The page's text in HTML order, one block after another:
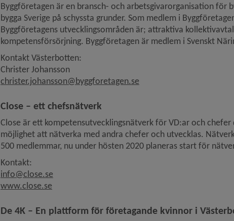
Byggföretagen är en bransch- och arbetsgivarorganisation för
bygga Sverige på schyssta grunder. Som medlem i
Byggföretagens utvecklingsområden är; attraktiva
kompetensförsörjning. Byggföretagen är medlem i Svenskt
Kontakt Västerbotten:
Christer Johansson
christer.johansson@byggforetagen.se
Close – ett chefsnätverk
Close är ett kompetensutvecklingsnätverk för VD:ar och
möjlighet att nätverka med andra chefer och utvecklas.
500 medlemmar, nu under hösten 2020 planeras start för
Kontakt:
info@close.se
www.close.seLänk till annan webbplats.
De 4K – En plattform för företagande kvinnor i